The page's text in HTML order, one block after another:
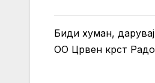
Биди хуман,
ОО Црвен крст